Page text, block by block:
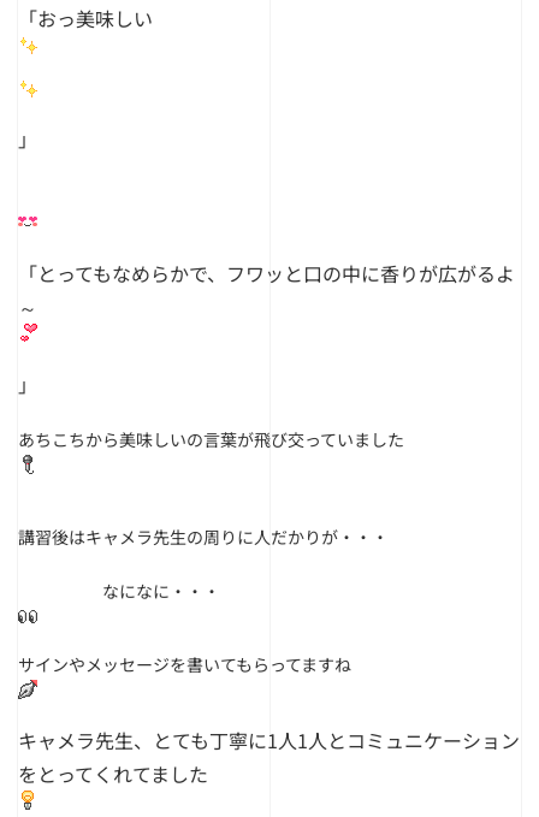
「おっ美味しい
」
「とってもなめらかで、フワッと口の中に香りが広がるよ
～
」
あちこちから美味しいの言葉が飛び交っていました
講習後はキャメラ先生の周りに人だかりが・・・
なになに・・・
サインやメッセージを書いてもらってますね
キャメラ先生、とても丁寧に1人1人とコミュニケーション
をとってくれてました